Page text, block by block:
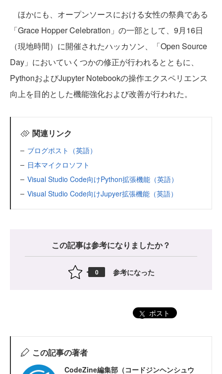
ほかにも、オープンソースにおける女性の祭典である
「Grace Hopper Celebration」の一部として、9月16日
（現地時間）に開催されたハッカソン、「Open Source
Day」においていくつかの修正が行われるとともに、
PythonおよびJupyter Notebookの操作エクスペリエンス
向上を目的とした機能強化および改善が行われた。
関連リンク
ブログポスト（英語）
日本マイクロソフト
Visual Studio Code向けPython拡張機能（英語）
Visual Studio Code向けJupyer拡張機能（英語）
この記事は参考になりましたか？
0 参考になった
ポスト
この記事の著者
CodeZine編集部（コードジンヘンシュウ